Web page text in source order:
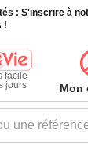
: S'inscrire à
!
facile
jours
une
Mon